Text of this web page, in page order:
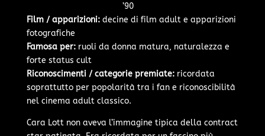
’90
Film / apparizioni:decine di film adult e apparizioni
fotografiche
Famosa per:ruoli da donna matura, naturalezza e
forte status cult
Riconoscimenti / categorie premiate:ricordata
soprattutto per popolarità tra i fan e riconoscibilità
nel cinema adult classico.
Cara Lott non aveva l’immagine tipica della contract